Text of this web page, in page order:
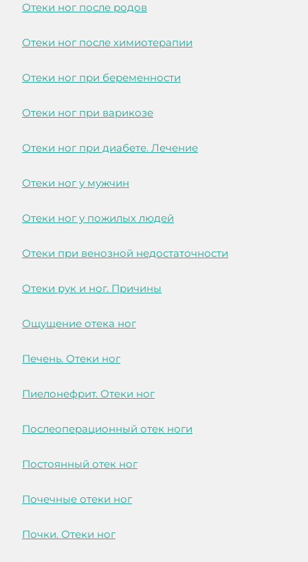
Отеки ног после родов
Отеки ног после химиотерапии
Отеки ног при беременности
Отеки ног при варикозе
Отеки ног при диабете. Лечение
Отеки ног у мужчин
Отеки ног у пожилых людей
Отеки при венозной недостаточности
Отеки рук и ног. Причины
Ощущение отека ног
Печень. Отеки ног
Пиелонефрит. Отеки ног
Послеоперационный отек ноги
Постоянный отек ног
Почечные отеки ног
Почки. Отеки ног